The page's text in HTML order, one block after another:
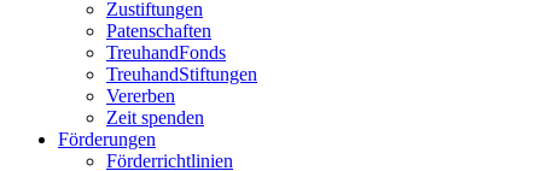
Zustiftungen
Patenschaften
TreuhandFonds
TreuhandStiftungen
Vererben
Zeit spenden
Förderungen
Förderrichtlinien